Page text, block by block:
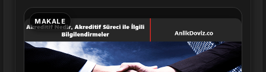
MAKALE